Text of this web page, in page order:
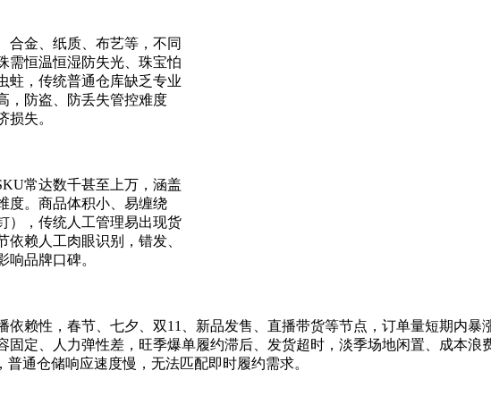
合金、纸质、布艺等，不同
需恒温恒湿防失光、珠宝怕
蛀，传统普通仓库缺乏专业
，防盗、防丢失管控难度
损失。
常达数千甚至上万，涵盖
度。商品体积小、易缠绕
），传统人工管理易出现货
赖人工肉眼识别，错发、
品牌口碑。
赖性，春节、七夕、双11、新品发售、直播带货等节点，订单量短期内暴
固定、人力弹性差，旺季爆单履约滞后、发货超时，淡季场地闲置、成本浪
通仓储响应速度慢，无法匹配即时履约需求。